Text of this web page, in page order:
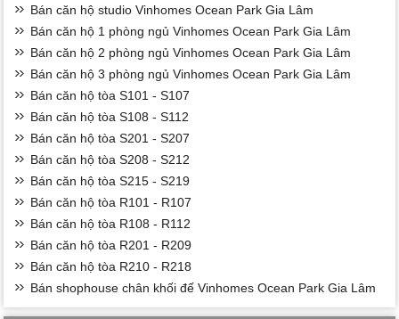
Bán căn hộ studio Vinhomes Ocean Park Gia Lâm
Bán căn hộ 1 phòng ngủ Vinhomes Ocean Park Gia Lâm
Bán căn hộ 2 phòng ngủ Vinhomes Ocean Park Gia Lâm
Bán căn hộ 3 phòng ngủ Vinhomes Ocean Park Gia Lâm
Bán căn hộ tòa S101 - S107
Bán căn hộ tòa S108 - S112
Bán căn hộ tòa S201 - S207
Bán căn hộ tòa S208 - S212
Bán căn hộ tòa S215 - S219
Bán căn hộ tòa R101 - R107
Bán căn hộ tòa R108 - R112
Bán căn hộ tòa R201 - R209
Bán căn hộ tòa R210 - R218
Bán shophouse chân khối đế Vinhomes Ocean Park Gia Lâm